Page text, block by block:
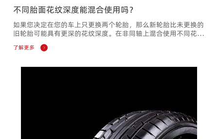
不同胎面花纹深度能混合使用吗？
如果您决定在您的车上只更换两个轮胎，那么新轮胎比未更换的
旧轮胎可能具有更深的花纹深度。在非同轴上混合使用不同花纹
深度的轮胎一般是允许的。轮胎行业建议新轮胎应该安装在后轴
上。通常建议在后轴上安装高抓地力的轮胎，以防止车辆转向过
的轮胎安装在前轴上。咨询汽车制造商和/或轮胎专家，以获取
了解更多